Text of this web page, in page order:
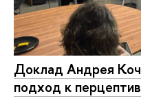
Доклад Андрея
подход к